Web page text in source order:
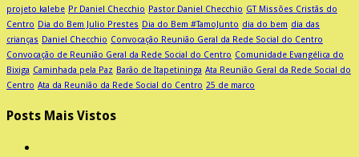
projeto kalebe Pr Daniel Checchio Pastor Daniel Checchio GT Missões Cristãs do
Centro Dia do Bem Julio Prestes Dia do Bem #TamoJunto dia do bem dia das
crianças Daniel Checchio Convocação Reunião Geral da Rede Social do Centro
Convocação de Reunião Geral da Rede Social do Centro Comunidade Evangélica do
Bixiga Caminhada pela Paz Barão de Itapetininga Ata Reunião Geral da Rede Social do
Centro Ata da Reunião da Rede Social do Centro 25 de marco
Posts Mais Vistos